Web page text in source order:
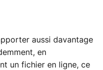
aussi davantage
en
un fichier en ligne, ce